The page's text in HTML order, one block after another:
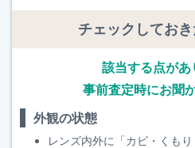
チェックしてお
該当する点があ
事前査定時にお聞
外観の状態
レンズ内外に「カビ・くも